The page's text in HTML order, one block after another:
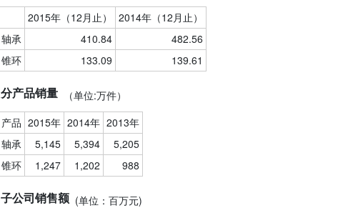
2015年（12月止）
2014年（12月止）
轴承
410.84
482.56
锥环
133.09 139.61
分产品销量
（单位:万件）
产品 2015年 2014年 2013年
轴承
5,145 5,394
5,205
锥环
1,247 1,202 988
子公司销售额 (单位：百万元)